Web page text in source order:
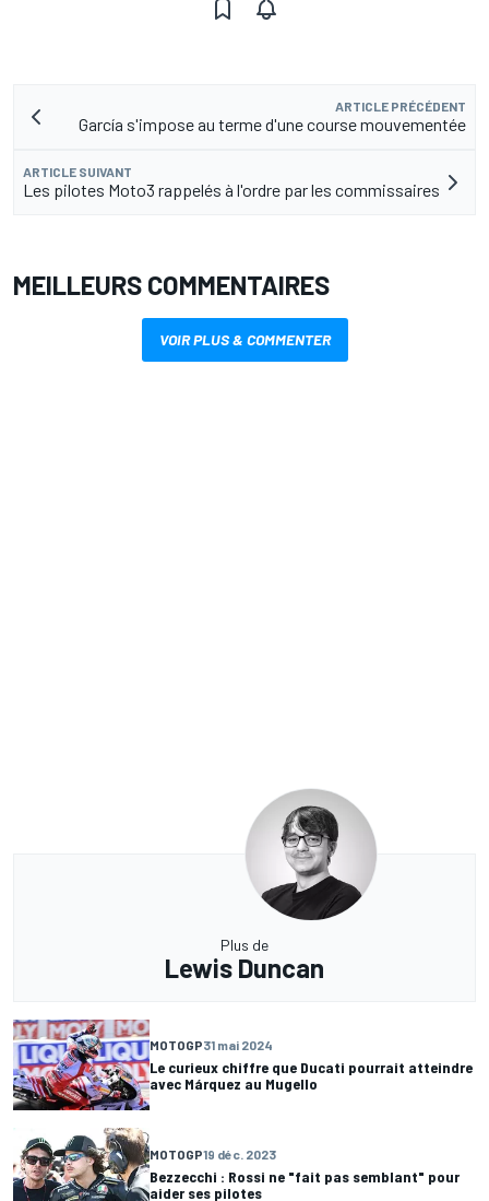
ARTICLE PRÉCÉDENT
García s'impose au terme d'une course mouvementée
ARTICLE SUIVANT
Les pilotes Moto3 rappelés à l'ordre par les commissaires
MEILLEURS COMMENTAIRES
VOIR PLUS & COMMENTER
Plus de
Lewis Duncan
MOTOGP31 mai 2024
Le curieux chiffre que Ducati pourrait atteindre
avec Márquez au Mugello
MOTOGP19 déc. 2023
Bezzecchi : Rossi ne "fait pas semblant" pour
aider ses pilotes